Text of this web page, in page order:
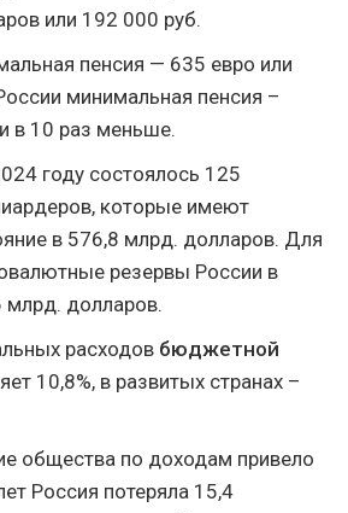
или 192 000 руб.
пенсия — 635 евро или
минимальная пенсия –
в 10 раз меньше.
году состоялось 125
которые имеют
в 576,8 млрд. долларов. Для
резервы России в
млрд. долларов.
расходов бюджетной
10,8%, в развитых странах –
общества по доходам привело
Россия потеряла 15,4